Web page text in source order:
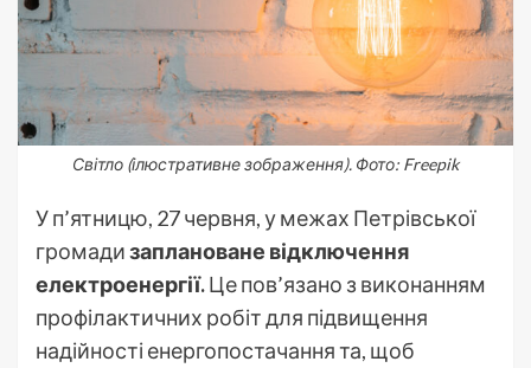
Світло (ілюстративне зображення). Фото: Freepik
У п’ятницю, 27 червня, у межах Петрівської
громадизаплановане відключення
електроенергії.Це пов’язано з виконанням
профілактичних робіт для підвищення
надійності енергопостачання та, щоб